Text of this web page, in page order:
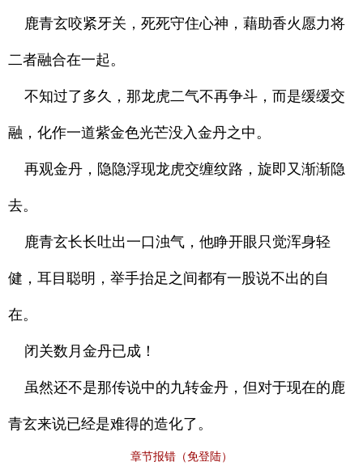
鹿青玄咬紧牙关，死死守住心神，藉助香火愿力将
二者融合在一起。
不知过了多久，那龙虎二气不再争斗，而是缓缓交
融，化作一道紫金色光芒没入金丹之中。
再观金丹，隐隐浮现龙虎交缠纹路，旋即又渐渐隐
去。
鹿青玄长长吐出一口浊气，他睁开眼只觉浑身轻
健，耳目聪明，举手抬足之间都有一股说不出的自
在。
闭关数月金丹已成！
虽然还不是那传说中的九转金丹，但对于现在的鹿
青玄来说已经是难得的造化了。
章节报错（免登陆）